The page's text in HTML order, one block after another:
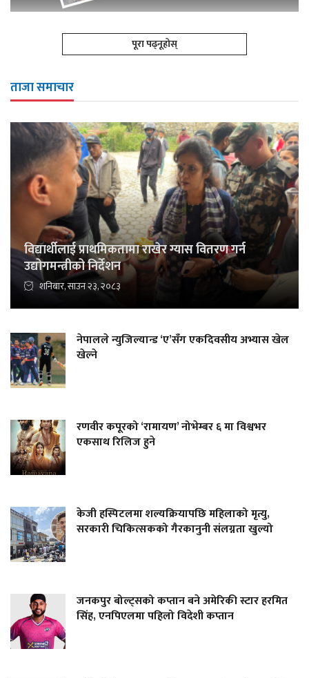
पूरा पढ्नूहोस्
ताजा समाचार
विद्यार्थीलाई प्राथमिकतामा राखेर ग्यास वितरण गर्न
उद्योगमन्त्रीको निर्देशन
शनिबार, साउन २३, २०८३
नेपालले न्युजिल्यान्ड ‘ए’सँग एकदिवसीय अभ्यास खेल
खेल्ने
रणवीर कपूरको ‘रामायण’ नोभेम्बर ६ मा विश्वभर
एकसाथ रिलिज हुने
केजी हस्पिटलमा शल्यक्रियापछि महिलाको मृत्यु,
सरकारी चिकित्सकको गैरकानुनी संलग्नता खुल्यो
जनकपुर बोल्ट्सको कप्तान बने अमेरिकी स्टार हरमित
सिंह, एनपिएलमा पहिलो विदेशी कप्तान